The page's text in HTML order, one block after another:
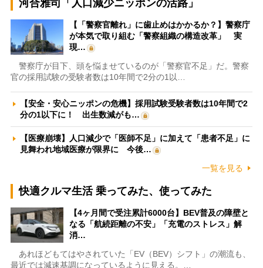
河合雅司「人口減少ニッポンの活路」
【「警察官離れ」に歯止めはかかるか？】警察庁
が本気で取り組む「警察組織の構造改革」 実
現…
警察庁が目下、頭を悩ませているのが「警察官不足」だ。警察
官の採用試験の受験者数は10年間で2分の1以…
【安全・安心ニッポンの危機】採用試験受験者数は10年間で2
分の1以下に！ 出生数減がも…
【医療崩壊】人口減少で「医師不足」に加えて「患者不足」に
見舞われ地域医療が限界に 今後…
一覧を見る
快適クルマ生活 乗ってみた、使ってみた
【4ヶ月間で受注累計6000台】BEV普及の障壁と
なる「航続距離の不安」「充電のストレス」解
消…
あれほどもてはやされていた「EV（BEV）シフト」の潮流も、
最近では減速基調になっているように見える。…